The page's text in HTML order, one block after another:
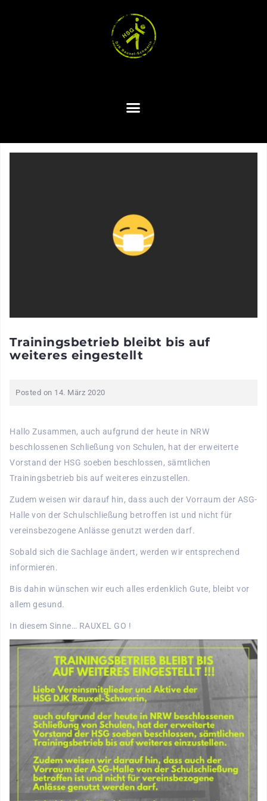
Trainingsbetrieb bleibt bis auf
weiteres eingestellt
Posted on 14. März 2020
Hallo Zusammen, auch aufgrund der heute in NRW
beschlossenen Schließung von Schulen, hat der erweiterte
Vorstand der HSG soeben beschlossen, sämtlichen
Trainingsbetrieb bis auf weiteres einzustellen.
Zudem weisen wir darauf hin, dass auch der Vorraum der ASG-
Halle von der Schulschließung betroffen ist und nicht für
vereinsbezogene Anlässe genutzt werden darf.
Sobald sich die Sachlage ändert, werden wir entsprechend
informieren.
Bis dahin wünschen wir euch alles erdenklich Gute, bleibt vor
allem gesund.
In diesem Sinne… RAUXEL GO !